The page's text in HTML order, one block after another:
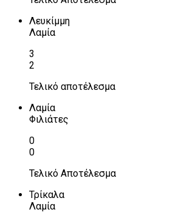
Λευκίμμη
Λαμία
3
2
Τελικό αποτέλεσμα
Λαμία
Φιλιάτες
0
0
Τελικό Αποτέλεσμα
Τρίκαλα
Λαμία